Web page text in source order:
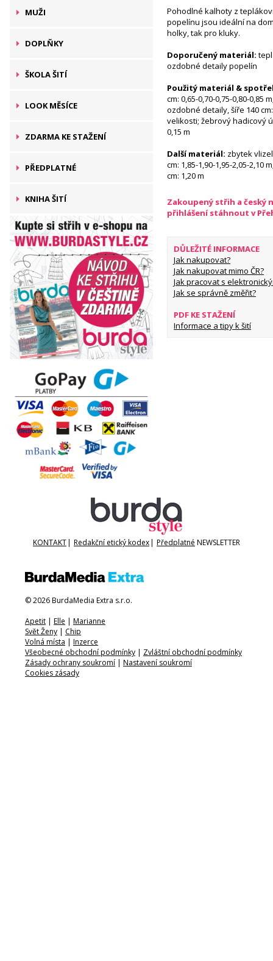
MUŽI
DOPLŇKY
ŠKOLA ŠITÍ
LOOK MĚSÍCE
ZDARMA KE STAŽENÍ
PŘEDPLATNÉ
KNIHA ŠITÍ
Pohodlné kalhoty z
popelínu jsou ideální na
holky, tak pro kluky.
Doporučený materiál:
ozdobné detaily popelín
Použitý materiál &
cm: 0,65-0,70-0,75-0,80-0,85
ozdobné detaily, šíře 140
velikosti; žebrový hadicový
0,15 m
Další materiál: zbytek
cm: 1,85-1,90-1,95-2,05-2,10
cm: 1,20 m
Zakoupený střih a český
přihlášení stáhnout v
DŮLEŽITÉ INFORMACE
Jak nakupovat?
Jak nakupovat mimo ČR?
Jak pracovat s
Jak se správně změřit?
PDF KE STAŽENÍ
Informace a tipy k šití
KONTAKT| Redakční etický kodex| Předplatné NEWSLETTER
© 2026 BurdaMedia Extra s.r.o.
Apetit | Elle | Marianne
Svět Ženy | Chip
Volná místa | Inzerce
Všeobecné obchodní podmínky | Zvláštní obchodní podmínky
Zásady ochrany soukromí | Nastavení soukromí
Cookies zásady